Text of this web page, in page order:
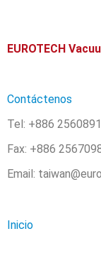
EUROTECH
Contáctenos
Tel: +886
Fax: +886
Email:
Inicio